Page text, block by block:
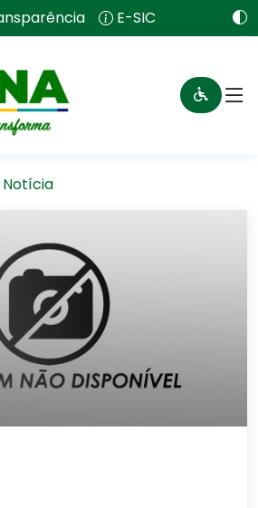
E-SIC
Notícia